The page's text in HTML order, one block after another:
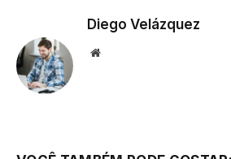
Diego Velázquez
Website